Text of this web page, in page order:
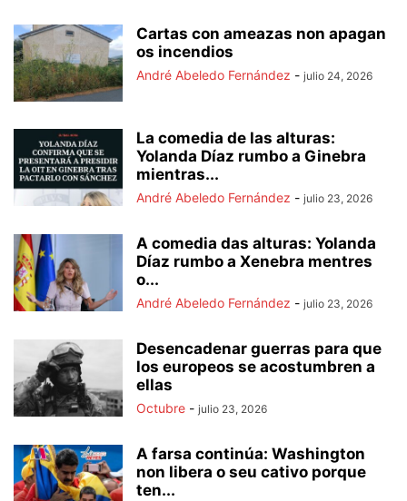
Cartas con ameazas non apagan
os incendios
André Abeledo Fernández - julio 24, 2026
La comedia de las alturas:
Yolanda Díaz rumbo a Ginebra
mientras...
André Abeledo Fernández - julio 23, 2026
A comedia das alturas: Yolanda
Díaz rumbo a Xenebra mentres
o...
André Abeledo Fernández - julio 23, 2026
Desencadenar guerras para que
los europeos se acostumbren a
ellas
Octubre - julio 23, 2026
A farsa continúa: Washington
non libera o seu cativo porque
ten...